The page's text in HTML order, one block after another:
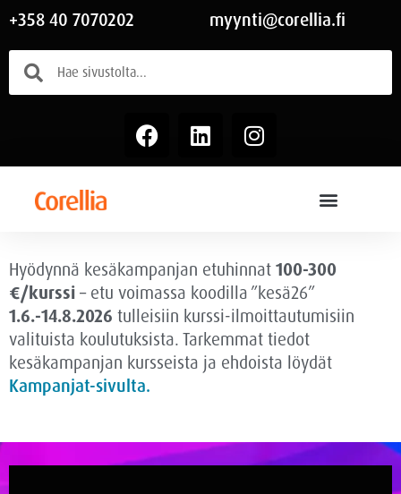
+358 40 7070202 myynti@corellia.fi
Hyödynnä kesäkampanjan etuhinnat 100-300
€/kurssi – etu voimassa koodilla ”kesä26”
1.6.-14.8.2026 tulleisiin kurssi-ilmoittautumisiin
valituista koulutuksista. Tarkemmat tiedot
kesäkampanjan kursseista ja ehdoista löydät
Kampanjat-sivulta.